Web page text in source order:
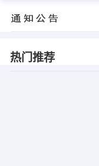
热门推荐